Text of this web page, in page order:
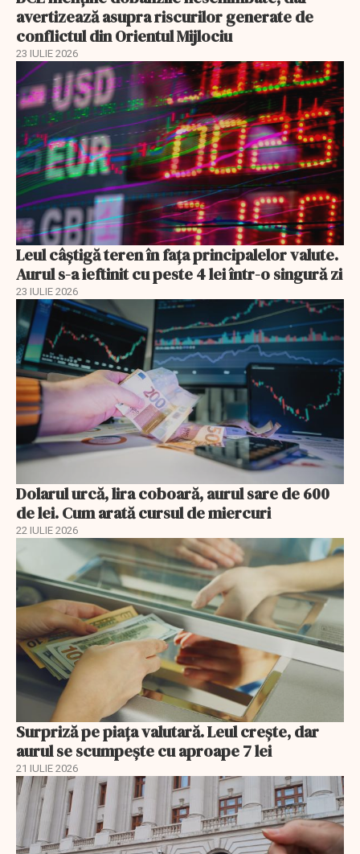
avertizează asupra riscurilor generate de
conflictul din Orientul Mijlociu
23 IULIE 2026
Leul câștigă teren în fața principalelor valute.
Aurul s-a ieftinit cu peste 4 lei într-o singură zi
23 IULIE 2026
Dolarul urcă, lira coboară, aurul sare de 600
de lei. Cum arată cursul de miercuri
22 IULIE 2026
Surpriză pe piața valutară. Leul crește, dar
aurul se scumpește cu aproape 7 lei
21 IULIE 2026